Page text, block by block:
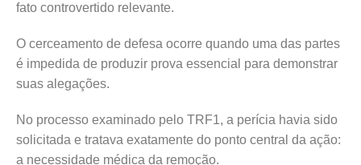
fato controvertido relevante.
O cerceamento de defesa ocorre quando uma das partes
é impedida de produzir prova essencial para demonstrar
suas alegações.
No processo examinado pelo TRF1, a perícia havia sido
solicitada e tratava exatamente do ponto central da ação:
a necessidade médica da remoção.